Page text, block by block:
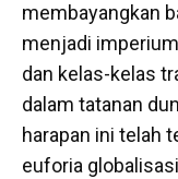
membayangkan
menjadi
dan kelas-kelas
dalam tatanan
harapan ini telah
euforia